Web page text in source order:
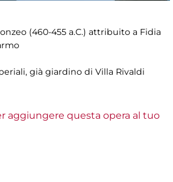
(460-455 a.C.) attribuito a Fidia
già giardino di Villa Rivaldi
aggiungere questa opera al tuo